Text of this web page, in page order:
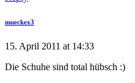
mueckex3
15. April 2011 at 14:33
Die Schuhe sind total hübsch :)